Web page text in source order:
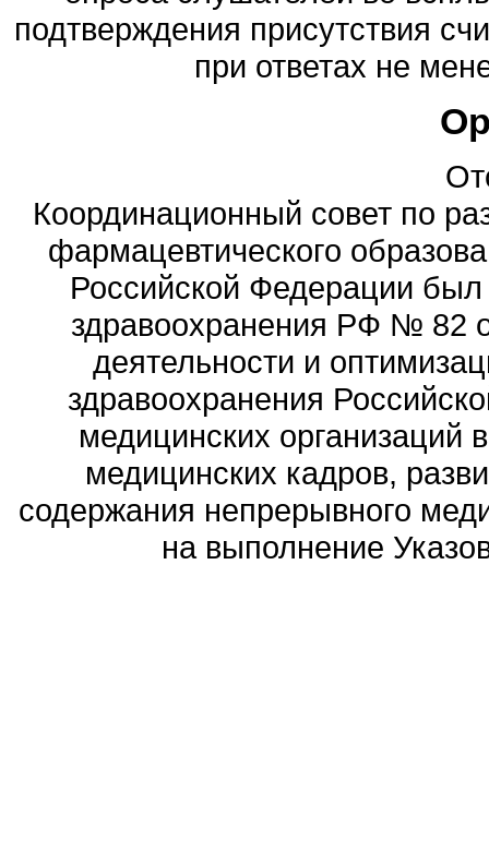
подтверждения присутствия
при ответах не
Координационный совет по
фармацевтического
Российской Федерации
здравоохранения РФ № 82
деятельности и
здравоохранения
медицинских
медицинских кадров,
содержания непрерывного
на выполнение